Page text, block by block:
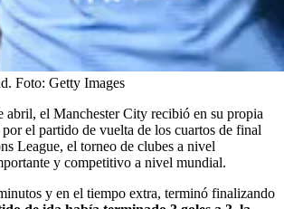
Foto: Getty Images
abril, el Manchester City recibió en su propia
el partido de vuelta de los cuartos de final
League, el torneo de clubes a nivel
y competitivo a nivel mundial.
y en el tiempo extra, terminó finalizando